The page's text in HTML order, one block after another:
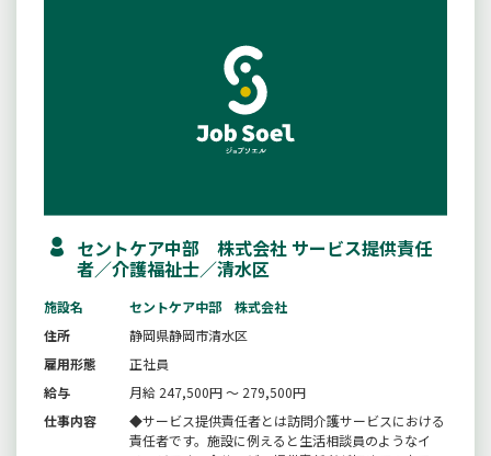
セントケア中部 株式会社 サービス提供責任
者／介護福祉士／清水区
施設名
セントケア中部 株式会社
住所
静岡県静岡市清水区
雇用形態
正社員
給与
月給 247,500円 ～ 279,500円
仕事内容
◆サービス提供責任者とは訪問介護サービスにおける
責任者です。施設に例えると生活相談員のようなイ